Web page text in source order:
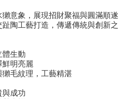
意象，展現招財聚福與圓滿順遂
陶工藝打造，傳遞傳統與創新之
體生動
鮮明亮麗
獺毛紋理，工藝精湛
與成功